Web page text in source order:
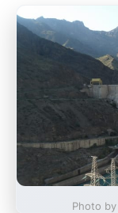
Photo by